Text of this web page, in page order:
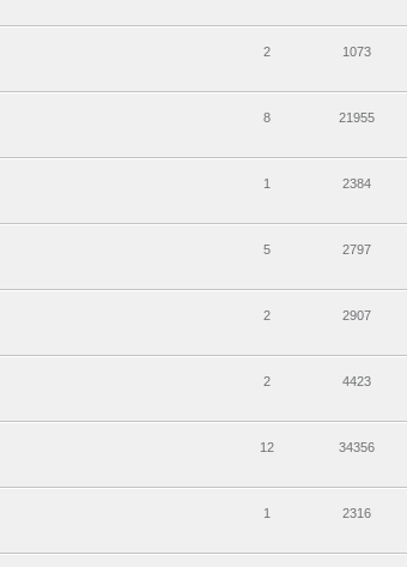
2 1073
8 21955
1 2384
5 2797
2 2907
2 4423
12 34356
1 2316